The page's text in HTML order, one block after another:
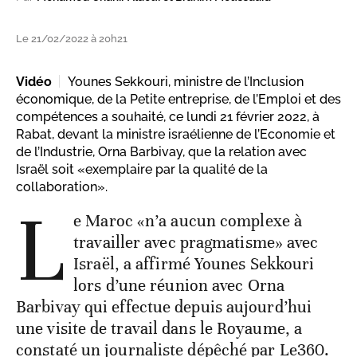
Le 21/02/2022 à 20h21
Vidéo
Younes Sekkouri, ministre de l’Inclusion
économique, de la Petite entreprise, de l’Emploi et des
compétences a souhaité, ce lundi 21 février 2022, à
Rabat, devant la ministre israélienne de l’Economie et
de l’Industrie, Orna Barbivay, que la relation avec
Israël soit «exemplaire par la qualité de la
collaboration».
L e Maroc «n’a aucun complexe à
travailler avec pragmatisme» avec
Israël, a affirmé Younes Sekkouri
lors d’une réunion avec Orna
Barbivay qui effectue depuis aujourd’hui
une visite de travail dans le Royaume, a
constaté un journaliste dépêché par Le360.